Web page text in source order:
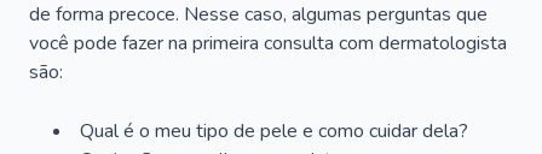
de forma precoce. Nesse caso, algumas perguntas que
você pode fazer na primeira consulta com dermatologista
são:
Qual é o meu tipo de pele e como cuidar dela?